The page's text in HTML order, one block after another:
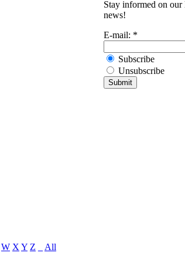
W X Y Z All
Stay informed on our
news!
E-mail: *
Subscribe
Unsubscribe